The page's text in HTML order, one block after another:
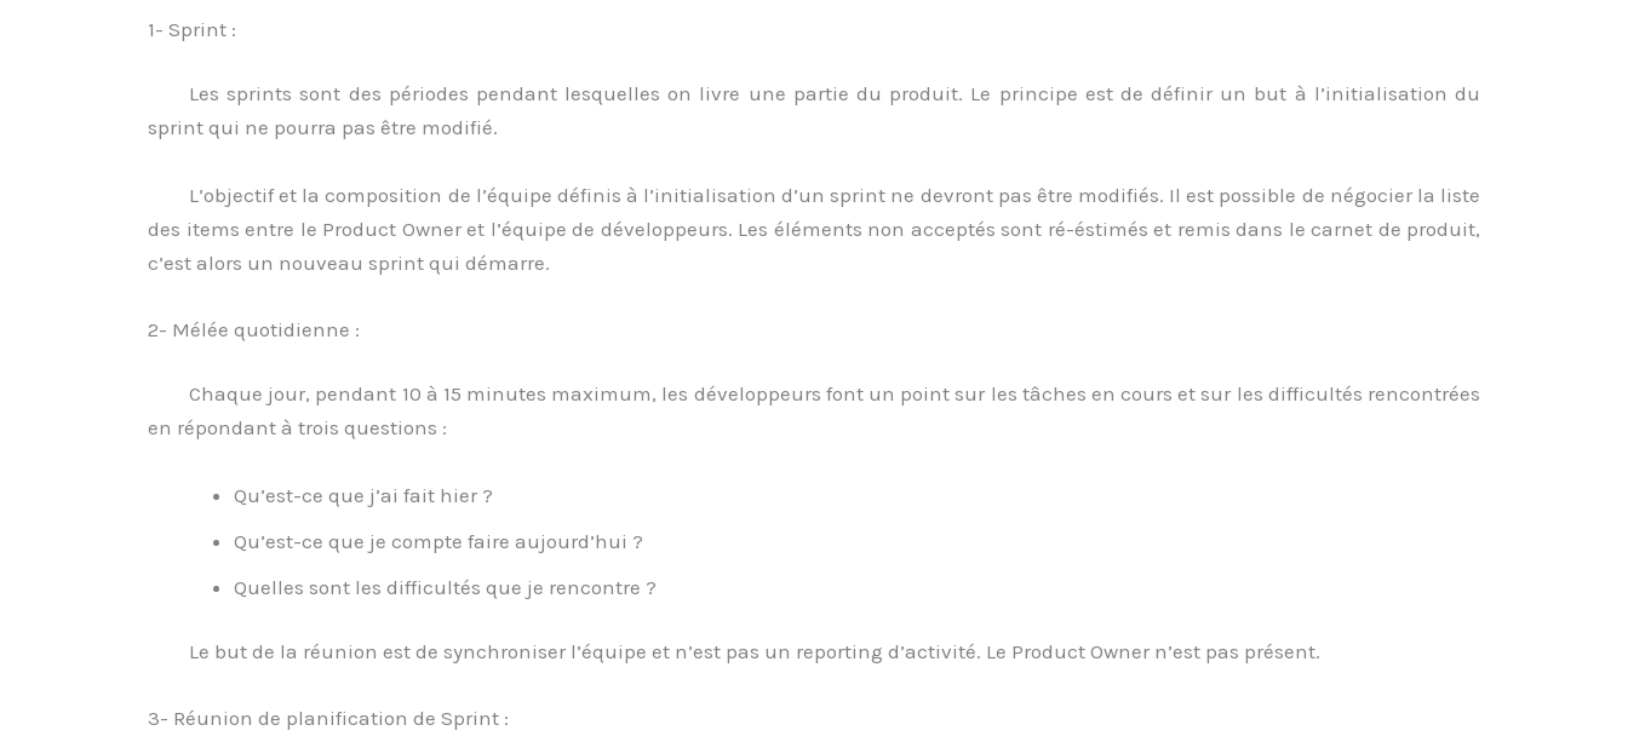
1- Sprint :
Les sprints sont des périodes pendant lesquelles on livre une partie du produit. Le principe est de définir un but à l’initialisation du
sprint qui ne pourra pas être modifié.
L’objectif et la composition de l’équipe définis à l’initialisation d’un sprint ne devront pas être modifiés. Il est possible de négocier la liste
des items entre le Product Owner et l’équipe de développeurs. Les éléments non acceptés sont ré-éstimés et remis dans le carnet de produit,
c’est alors un nouveau sprint qui démarre.
2- Mélée quotidienne :
Chaque jour, pendant 10 à 15 minutes maximum, les développeurs font un point sur les tâches en cours et sur les difficultés rencontrées
en répondant à trois questions :
Qu’est-ce que j’ai fait hier ?
Qu’est-ce que je compte faire aujourd’hui ?
Quelles sont les difficultés que je rencontre ?
Le but de la réunion est de synchroniser l’équipe et n’est pas un reporting d’activité. Le Product Owner n’est pas présent.
3- Réunion de planification de Sprint :